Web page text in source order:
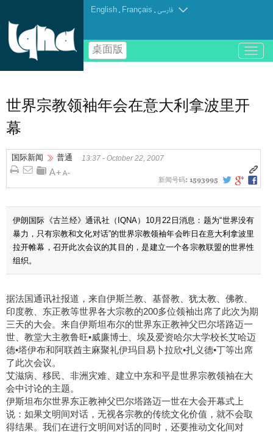
English . Français .فارسی
桌面版
باز
و
世界宗教领袖年会在意大利拿波里开
幕
国际新闻 普通 13:37 - October 22, 2007
新闻号码: 1593995
伊朗国际《古兰经》通讯社（IQNA）10月22日消息：题为“世界没有
暴力，只有宗教和文化对话”的世界宗教领袖年会昨日在意大利拿波里
拉开帷幕，召开此次会议的其目的，是建立一个各宗教联盟的世界性
组织。
据法国通讯社报道，来自伊斯兰教、基督教、犹太教、佛教、
印度教、东正教等世界各大宗教的200多位领袖出席了此次为期
三天的大会。来自伊斯坦布尔的世界东正教神父巴尔塔路迈一
世、教堂大主教鲁旺•威廉博士、埃及爱资哈尔大学校长艾哈迈
德•塔伊布和阿联酋主麻聚礼伊玛目易卜拉欣•扎义德•丁等出席
了此次会议。
艾滋病、移民、非洲灾难、建立中东和平是世界宗教领袖在大
会中讨论的主题。
伊斯坦布尔世界东正教神父巴尔塔路迈一世在大会开幕式上
说：如果文明间对话，无视各宗教的传统文化价值，就不会取
得结果。我们在进行文明间对话的同时，还要推动文化间对